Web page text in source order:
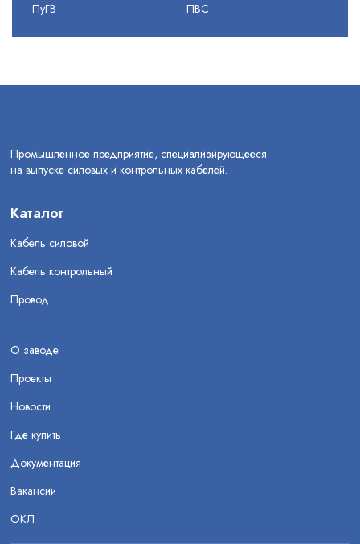
ПуГВ
ПВС
Промышленное предприятие, специализирующееся
на выпуске силовых и контрольных кабелей.
Каталог
Кабель силовой
Кабель контрольный
Провод
О заводе
Проекты
Новости
Где купить
Документация
Вакансии
ОКЛ